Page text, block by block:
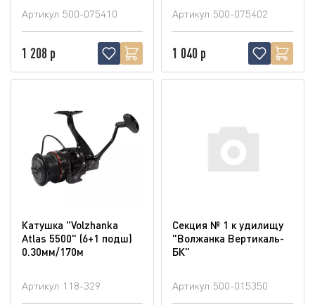
Артикул 500-075410
1 208 р
Артикул 500-075402
1 040 р
Катушка "Volzhanka
Atlas 5500" (6+1 подш)
0.30мм/170м
Артикул 118-329
Секция № 1 к удилищу
"Волжанка Вертикаль-
БК"
Артикул 500-015350